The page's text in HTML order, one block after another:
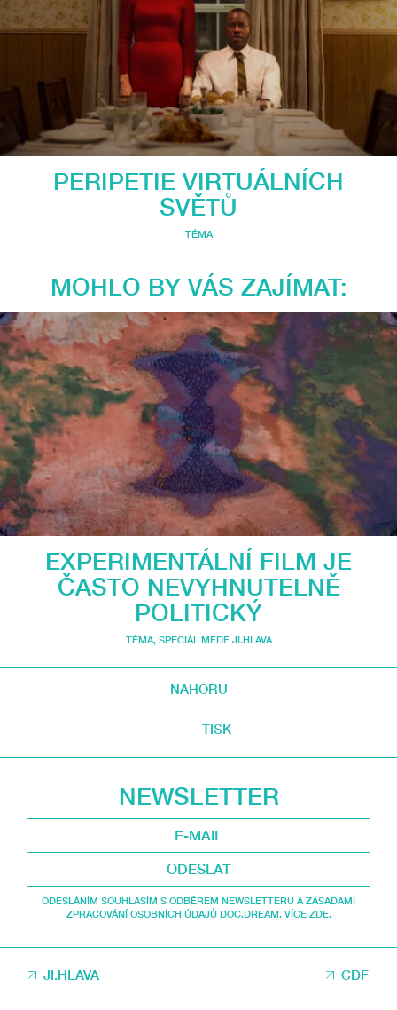
PERIPETIE VIRTUÁLNÍCH
SVĚTŮ
TÉMA
MOHLO BY VÁS ZAJÍMAT:
EXPERIMENTÁLNÍ FILM JE
ČASTO NEVYHNUTELNĚ
POLITICKÝ
TÉMA, SPECIÁL MFDF JI.HLAVA
NAHORU
TISK
NEWSLETTER
ODESLAT
ODESLÁNÍM SOUHLASÍM S ODBĚREM NEWSLETTERU A ZÁSADAMI
ZPRACOVÁNÍ OSOBNÍCH ÚDAJŮ DOC.DREAM. VÍCE ZDE.
JI.HLAVA CDF